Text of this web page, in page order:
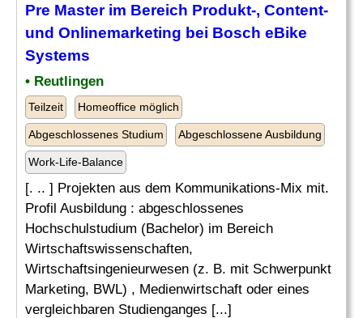
Pre Master im Bereich Produkt-, Content-
und Onlinemarketing bei Bosch eBike
Systems
• Reutlingen
Teilzeit Homeoffice möglich
Abgeschlossenes Studium Abgeschlossene Ausbildung
Work-Life-Balance
[. .. ] Projekten aus dem Kommunikations-Mix mit.
Profil Ausbildung : abgeschlossenes
Hochschulstudium (Bachelor) im Bereich
Wirtschaftswissenschaften,
Wirtschaftsingenieurwesen (z. B. mit Schwerpunkt
Marketing, BWL) , Medienwirtschaft oder eines
vergleichbaren Studienganges [...]